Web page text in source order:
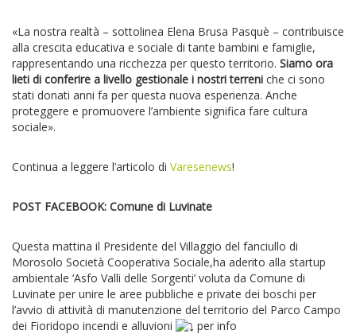
«La nostra realtà – sottolinea Elena Brusa Pasquè – contribuisce
alla crescita educativa e sociale di tante bambini e famiglie,
rappresentando una ricchezza per questo territorio. Siamo ora
lieti di conferire a livello gestionale i nostri terreni che ci sono
stati donati anni fa per questa nuova esperienza. Anche
proteggere e promuovere l’ambiente significa fare cultura
sociale».
Continua a leggere l’articolo di Varesenews!
POST FACEBOOK: Comune di Luvinate
Questa mattina il Presidente del Villaggio del fanciullo di
Morosolo Società Cooperativa Sociale,ha aderito alla startup
ambientale ‘Asfo Valli delle Sorgenti’ voluta da Comune di
Luvinate per unire le aree pubbliche e private dei boschi per
l’avvio di attività di manutenzione del territorio del Parco Campo
dei Fioridopo incendi e alluvioni
per info